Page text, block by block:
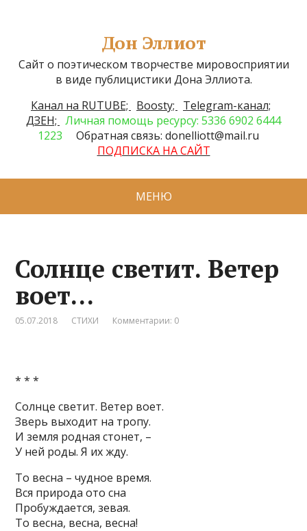
Дон Эллиот
Сайт о поэтическом творчестве мировосприятии
в виде публицистики Дона Эллиота.
Канал на RUTUBE;
Boosty;
Telegram-канал;
ДЗЕН; Личная помощь ресурсу: 5336 6902 6444
1223
Обратная связь: donelliott@mail.ru
ПОДПИСКА НА САЙТ
МЕНЮ
Солнце светит. Ветер
воет…
05.07.2018 СТИХИ Комментарии: 0
* * *
Солнце светит. Ветер воет.
Зверь выходит на тропу.
И земля родная стонет, –
У ней роды. Я их жду.
То весна – чудное время.
Вся природа ото сна
Пробуждается, зевая.
То весна, весна, весна!